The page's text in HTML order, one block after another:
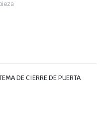
DE CIERRE DE PUERTA